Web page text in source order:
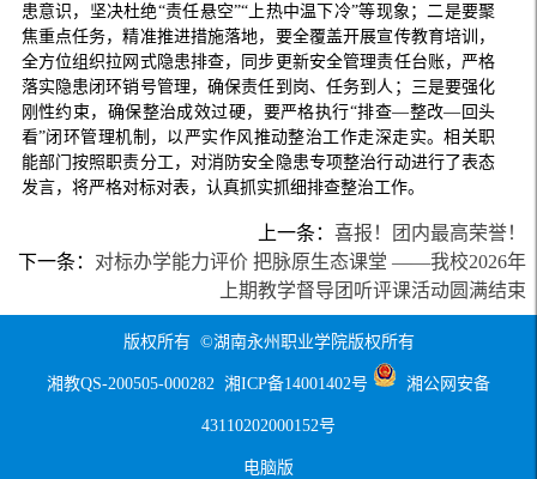
患意识，坚决杜绝“责任悬空”“上热中温下冷”等现象；二是要聚
焦重点任务，精准推进措施落地，要全覆盖开展宣传教育培训，
全方位组织拉网式隐患排查，同步更新安全管理责任台账，严格
落实隐患闭环销号管理，确保责任到岗、任务到人；三是要强化
刚性约束，确保整治成效过硬，要严格执行“排查—整改—回头
看”闭环管理机制，以严实作风推动整治工作走深走实。相关职
能部门按照职责分工，对消防安全隐患专项整治行动进行了表态
发言，将严格对标对表，认真抓实抓细排查整治工作。
上一条：喜报！团内最高荣誉！
下一条： 对标办学能力评价 把脉原生态课堂 ——我校2026年
上期教学督导团听评课活动圆满结束
版权所有 ©湖南永州职业学院版权所有
湘教QS-200505-000282 湘ICP备14001402号 湘公网安备
43110202000152号
电脑版